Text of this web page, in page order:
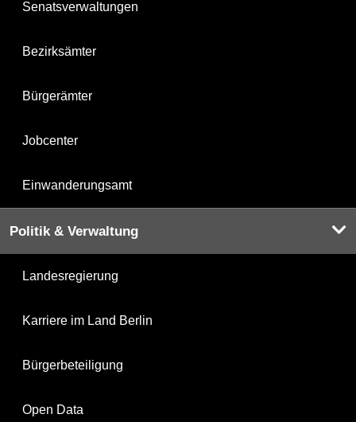
Senatsverwaltungen
Bezirksämter
Bürgerämter
Jobcenter
Einwanderungsamt
Politik & Verwaltung
Landesregierung
Karriere im Land Berlin
Bürgerbeteiligung
Open Data